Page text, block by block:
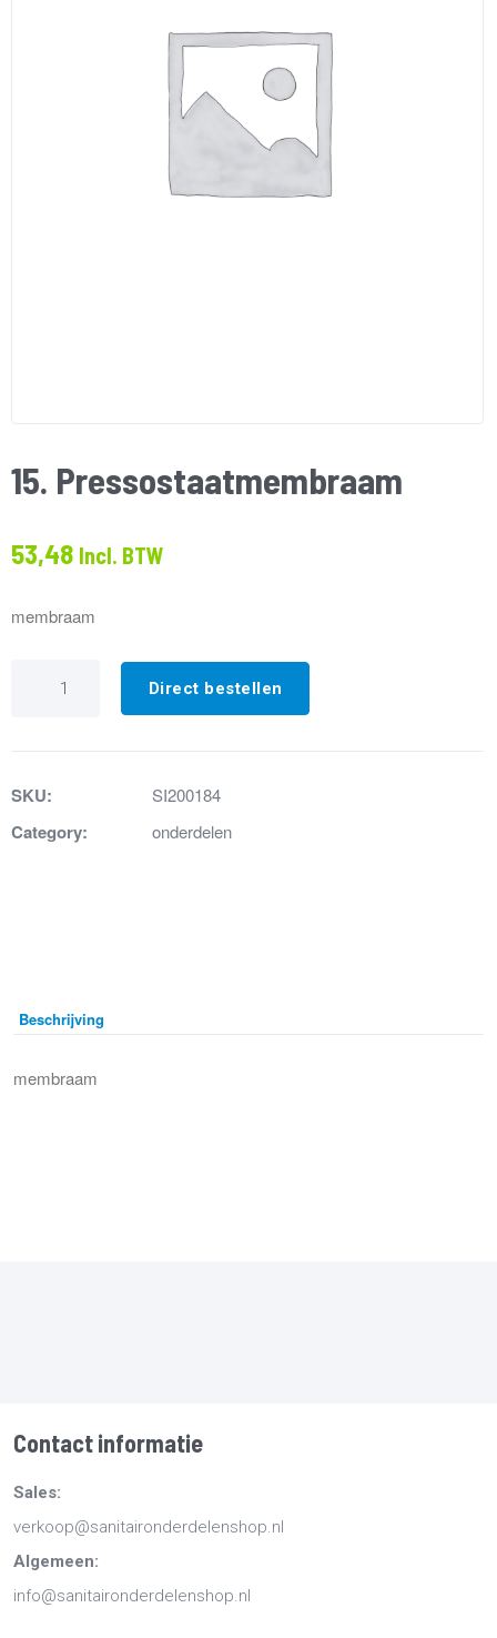
15. Pressostaatmembraam
53,48 Incl. BTW
membraam
PressostaatmembraamDirect bestellen
SKU: SI200184
Category: onderdelen
Beschrijving
membraam
Contact informatie
Sales:
verkoop@sanitaironderdelenshop.nl
Algemeen:
info@sanitaironderdelenshop.nl